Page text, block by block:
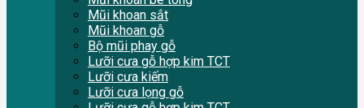
Mũi khoan sắt
Mũi khoan gỗ
Bộ mũi phay gỗ
Lưỡi cưa gỗ hợp kim TCT
Lưỡi cưa kiếm
Lưỡi cưa lọng gỗ